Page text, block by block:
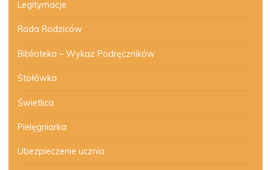
Legitymacje
Rada Rodziców
Biblioteka – Wykaz Podręczników
Stołówka
Świetlica
Pielęgniarka
Ubezpieczenie ucznia